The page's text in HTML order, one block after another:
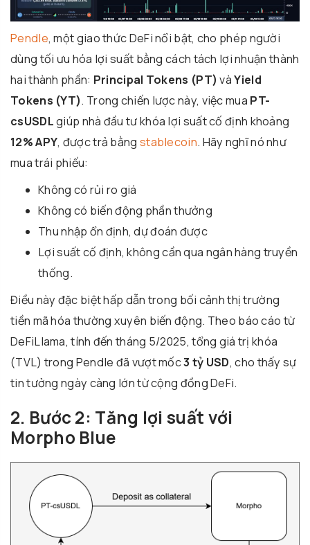
Pendle, một giao thức DeFi nổi bật, cho phép người
dùng tối ưu hóa lợi suất bằng cách tách lợi nhuận thành
hai thành phần: Principal Tokens (PT) vàYield
Tokens (YT). Trong chiến lược này, việc mua PT-
csUSDLgiúp nhà đầu tư khóa lợi suất cố định khoảng
12% APY, được trả bằng stablecoin. Hãy nghĩ nó như
mua trái phiếu:
Không có rủi ro giá
Không có biến động phần thưởng
Thu nhập ổn định, dự đoán được
Lợi suất cố định, không cần qua ngân hàng truyền
thống.
Điều này đặc biệt hấp dẫn trong bối cảnh thị trường
tiền mã hóa thường xuyên biến động. Theo báo cáo từ
DeFiLlama, tính đến tháng 5/2025, tổng giá trị khóa
(TVL) trong Pendle đã vượt mốc3 tỷ USD, cho thấy sự
tin tưởng ngày càng lớn từ cộng đồng DeFi.
2. Bước 2: Tăng lợi suất với
Morpho Blue